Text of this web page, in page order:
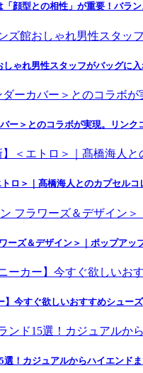
顔型との相性」が重要！バラ
しゃれ男性スタッフがバッグに
ー＞とのコラボが実現。リン
トロ＞｜髙橋海人とのカプセル
ーズ＆デザイン＞｜ポップアッ
】今すぐ欲しいおすすめシュー
選！カジュアルからハイエンド